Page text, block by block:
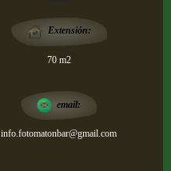
Extensión:
70 m2
email:
info.fotomatonbar@gmail.com